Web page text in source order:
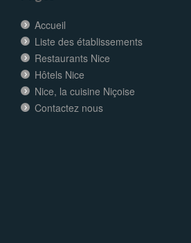
Accueil
Liste des établissements
Restaurants Nice
Hôtels Nice
Nice, la cuisine Niçoise
Contactez nous